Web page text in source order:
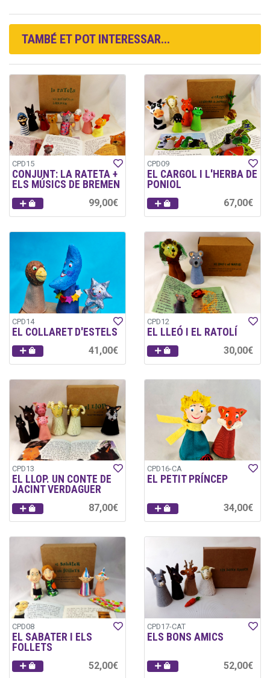
TAMBÉ ET POT INTERESSAR...
CPD15
CONJUNT: LA RATETA +
ELS MÚSICS DE BREMEN
99,00€
CPD09
EL CARGOL I L'HERBA DE
PONIOL
67,00€
CPD14
EL COLLARET D'ESTELS
41,00€
CPD12
EL LLEÓ I EL RATOLÍ
30,00€
CPD13
EL LLOP. UN CONTE DE
JACINT VERDAGUER
87,00€
CPD16-CA
EL PETIT PRÍNCEP
34,00€
CPD08
EL SABATER I ELS
FOLLETS
52,00€
CPD17-CAT
ELS BONS AMICS
52,00€